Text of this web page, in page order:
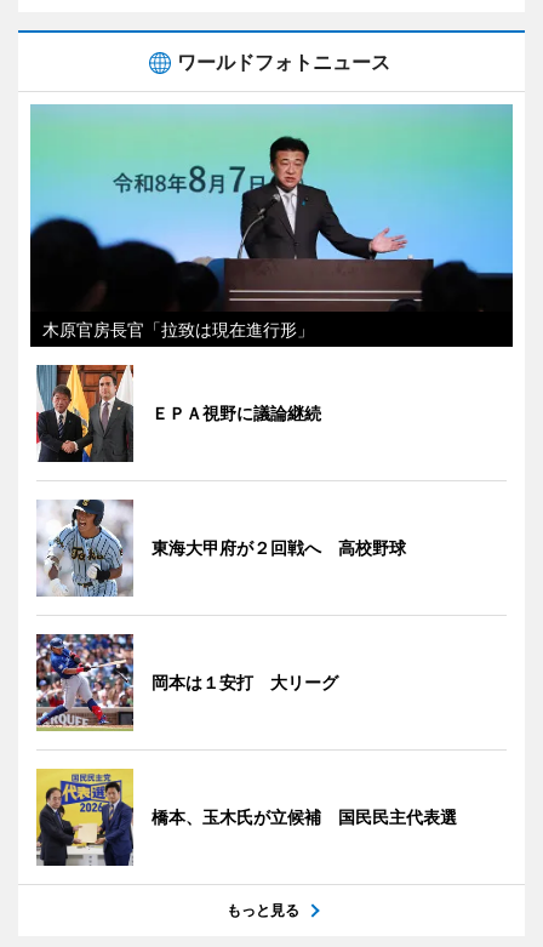
ワールドフォトニュース
木原官房長官「拉致は現在進行形」
ＥＰＡ視野に議論継続
東海大甲府が２回戦へ 高校野球
岡本は１安打 大リーグ
橋本、玉木氏が立候補 国民民主代表選
もっと見る